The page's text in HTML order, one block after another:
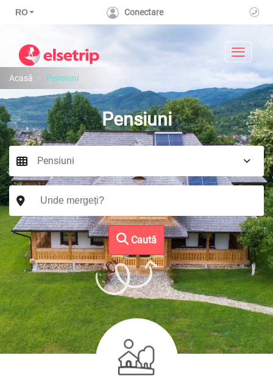
RO Conectare
Toggle
Acasă Pensiuni
Pensiuni
Caută